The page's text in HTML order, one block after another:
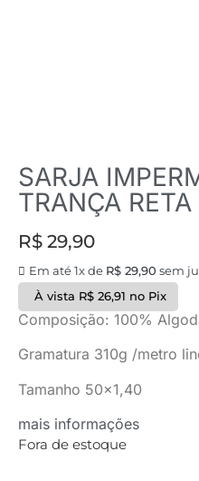
SARJA
TRANÇA RETA
R$ 29,90
Em até 1x de R$ 29,90 sem
À vista R$26,91 no Pix
Composição: 100%
Gramatura 310g /metro
Tamanho 50×1,40
mais informações
Fora de estoque